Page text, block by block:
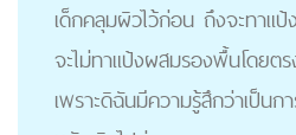
เด็กคลุมผิวไว้ก่อน ถึงจะทาแ
จะไม่ทาแป้งผสมรองพื้นโดย
เพราะดิฉันมีความรู้สึกว่าเป็น